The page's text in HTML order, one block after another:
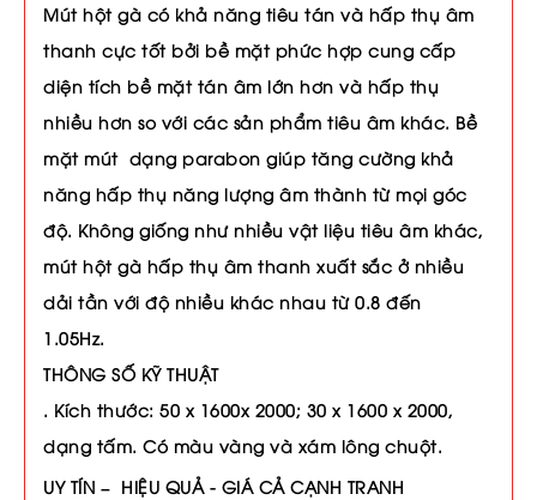
Mút hột gà có khả năng tiêu tán và hấp thụ âm
thanh cực tốt bởi bề mặt phức hợp cung cấp
diện tích bề mặt tán âm lớn hơn và hấp thụ
nhiều hơn so với các sản phẩm tiêu âm khác. Bề
mặt mút dạng parabon giúp tăng cường khả
năng hấp thụ năng lượng âm thành từ mọi góc
độ. Không giống như nhiều vật liệu tiêu âm khác,
mút hột gà hấp thụ âm thanh xuất sắc ở nhiều
dải tần với độ nhiều khác nhau từ 0.8 đến
1.05Hz.
THÔNG SỐ KỸ THUẬT
. Kích thước: 50 x 1600x 2000; 30 x 1600 x 2000,
dạng tấm. Có màu vàng và xám lông chuột.
UY TÍN – HIỆU QUẢ - GIÁ CẢ CẠNH TRANH